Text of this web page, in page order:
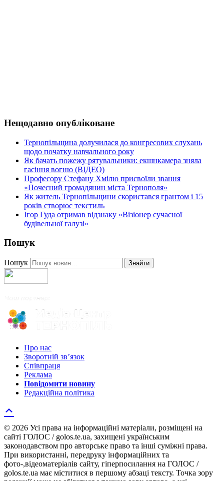
Нещодавно опубліковане
Тернопільщина долучилася до конгресових слухань
щодо початку навчального року
Як бачать пожежу рятувальники: екшнкамера зняла
гасіння вогню (ВІДЕО)
Професору Стефану Хмілю присвоїли звання
«Почесний громадянин міста Тернополя»
Як житель Тернопільщини скористався грантом і 15
років створює текстиль
Ігор Гуда отримав відзнаку «Візіонер сучасної
будівельної галузі»
Пошук
Пошук Знайти
Про нас
Зворотній зв’язок
Співпраця
Реклама
Повідомити новину
Редакційна політика
© 2026 Усі права на інформаційні матеріали, розміщені на
сайті ГОЛОС / golos.te.ua, захищені українським
законодавством про авторське право та інші суміжні права.
При використанні, передруку інформаційних та
фото-,відеоматеріалів сайту, гіперпосилання на ГОЛОС /
golos.te.ua має міститися в першому абзаці тексту. Точка зору